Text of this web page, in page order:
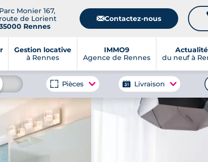
Parc Monier 167,
route de Lorient
Rennes
📧Contactez-nous
Gestion locative
à Rennes
IMMO9
Agence de Rennes
du neuf à
Pièces Livraison